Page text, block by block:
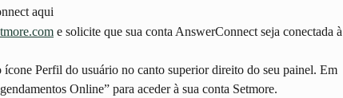
aqui
e solicite que sua conta AnswerConnect seja conectada à
Perfil do usuário no canto superior direito do seu painel. Em
Online” para aceder à sua conta Setmore.